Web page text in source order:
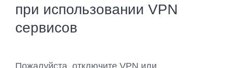
при использовании VPN
сервисов